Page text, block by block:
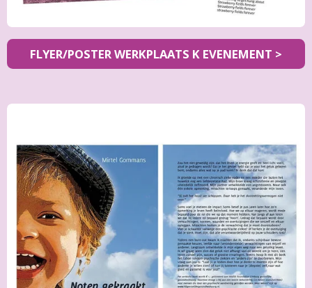
FLYER/POSTERWERKPLAATS K EVENEMENT >